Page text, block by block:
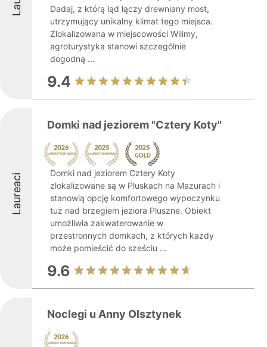
Dadaj, z którą ląd łączy drewniany most,
utrzymujący unikalny klimat tego miejsca.
Zlokalizowana w miejscowości Wilimy,
agroturystyka stanowi szczególnie
dogodną ...
9.4
Laureaci
Domki nad jeziorem "Cztery Koty"
Domki nad jeziorem Cztery Koty
zlokalizowane są w Pluskach na Mazurach i
stanowią opcję komfortowego wypoczynku
tuż nad brzegiem jeziora Pluszne. Obiekt
umożliwia zakwaterowanie w
przestronnych domkach, z których każdy
może pomieścić do sześciu ...
9.6
Noclegi u Anny Olsztynek